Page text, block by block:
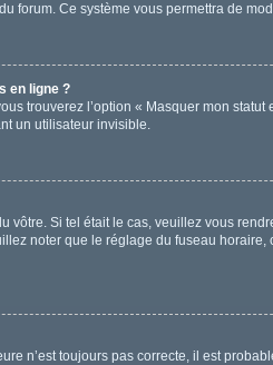
forum. Ce système vous permettra de
en ligne ?
trouverez l’option « Masquer mon
un utilisateur invisible.
vôtre. Si tel était le cas, veuillez vous
noter que le réglage du fuseau
n’est toujours pas correcte, il est